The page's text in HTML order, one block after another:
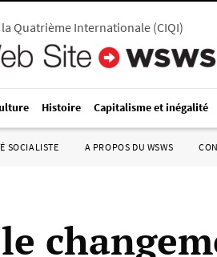
Quatrième Internationale(CIQI)
Histoire Capitalisme et inégalité
SOCIALISTE A PROPOS DU WSWS